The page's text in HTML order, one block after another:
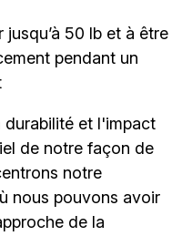
50 lb et à être
pendant un
durabilité et l'impact
de notre façon de
notre
nous pouvons avoir
de la